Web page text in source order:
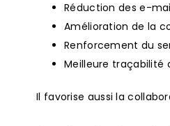
Réduction des e-
Amélioration de la
Renforcement du
Meilleure traçabilité
Il favorise aussi la